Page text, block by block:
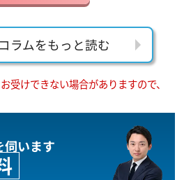
ラムをもっと読む
受けできない場合がありますので、
伺います